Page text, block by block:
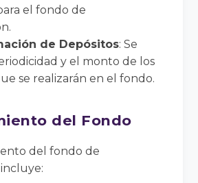
el fondo de
de Depósitos: Se
y el monto de los
se realizarán en el fondo.
del Fondo
del fondo de